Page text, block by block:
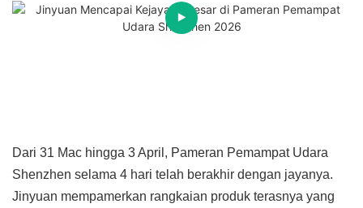
Dari 31 Mac hingga 3 April, Pameran Pemampat Udara
Shenzhen selama 4 hari telah berakhir dengan jayanya.
Jinyuan mempamerkan rangkaian produk terasnya yang